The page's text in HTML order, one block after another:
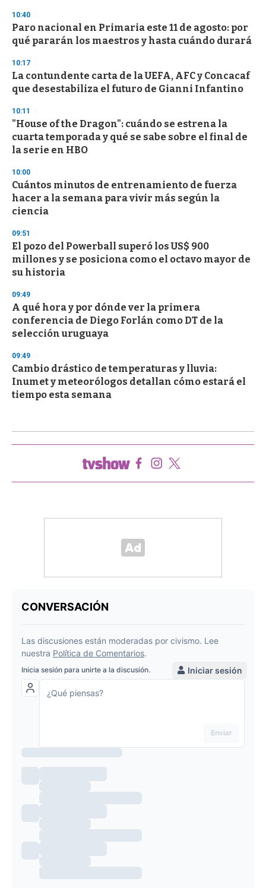
s
e
c
o
d
s
10:40
Paro nacional en Primaria este 11 de agosto: por
qué pararán los maestros y hasta cuándo durará
10:17
La contundente carta de la UEFA, AFC y Concacaf
que desestabiliza el futuro de Gianni Infantino
10:11
"House of the Dragon": cuándo se estrena la
cuarta temporada y qué se sabe sobre el final de
la serie en HBO
10:00
Cuántos minutos de entrenamiento de fuerza
hacer a la semana para vivir más según la
ciencia
09:51
El pozo del Powerball superó los US$ 900
millones y se posiciona como el octavo mayor de
su historia
09:49
A qué hora y por dónde ver la primera
conferencia de Diego Forlán como DT de la
selección uruguaya
09:49
Cambio drástico de temperaturas y lluvia:
Inumet y meteorólogos detallan cómo estará el
tiempo esta semana